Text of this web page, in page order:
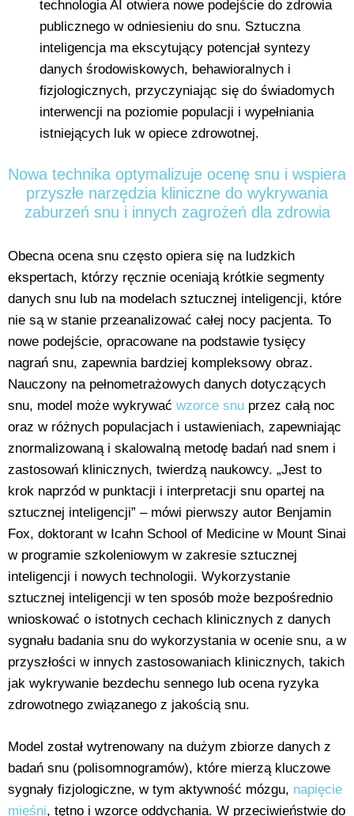
technologia AI otwiera nowe podejście do zdrowia
publicznego w odniesieniu do snu. Sztuczna
inteligencja ma ekscytujący potencjał syntezy
danych środowiskowych, behawioralnych i
fizjologicznych, przyczyniając się do świadomych
interwencji na poziomie populacji i wypełniania
istniejących luk w opiece zdrowotnej.
Nowa technika optymalizuje ocenę snu i wspiera
przyszłe narzędzia kliniczne do wykrywania
zaburzeń snu i innych zagrożeń dla zdrowia
Obecna ocena snu często opiera się na ludzkich
ekspertach, którzy ręcznie oceniają krótkie segmenty
danych snu lub na modelach sztucznej inteligencji, które
nie są w stanie przeanalizować całej nocy pacjenta. To
nowe podejście, opracowane na podstawie tysięcy
nagrań snu, zapewnia bardziej kompleksowy obraz.
Nauczony na pełnometrażowych danych dotyczących
snu, model może wykrywać wzorce snu przez całą noc
oraz w różnych populacjach i ustawieniach, zapewniając
znormalizowaną i skalowalną metodę badań nad snem i
zastosowań klinicznych, twierdzą naukowcy. „Jest to
krok naprzód w punktacji i interpretacji snu opartej na
sztucznej inteligencji” – mówi pierwszy autor Benjamin
Fox, doktorant w Icahn School of Medicine w Mount Sinai
w programie szkoleniowym w zakresie sztucznej
inteligencji i nowych technologii. Wykorzystanie
sztucznej inteligencji w ten sposób może bezpośrednio
wnioskować o istotnych cechach klinicznych z danych
sygnału badania snu do wykorzystania w ocenie snu, a w
przyszłości w innych zastosowaniach klinicznych, takich
jak wykrywanie bezdechu sennego lub ocena ryzyka
zdrowotnego związanego z jakością snu.
Model został wytrenowany na dużym zbiorze danych z
badań snu (polisomnogramów), które mierzą kluczowe
sygnały fizjologiczne, w tym aktywność mózgu, napięcie
mięśni, tętno i wzorce oddychania. W przeciwieństwie do